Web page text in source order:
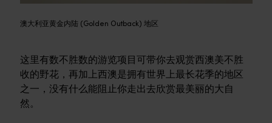
澳大利亚黄金内陆 (Golden Outback) 地区
这里有数不胜数的游览项目可带你去观赏西澳美不胜
收的野花，再加上西澳是拥有世界上最长花季的地区
之一，没有什么能阻止你走出去欣赏最美丽的大自
然。